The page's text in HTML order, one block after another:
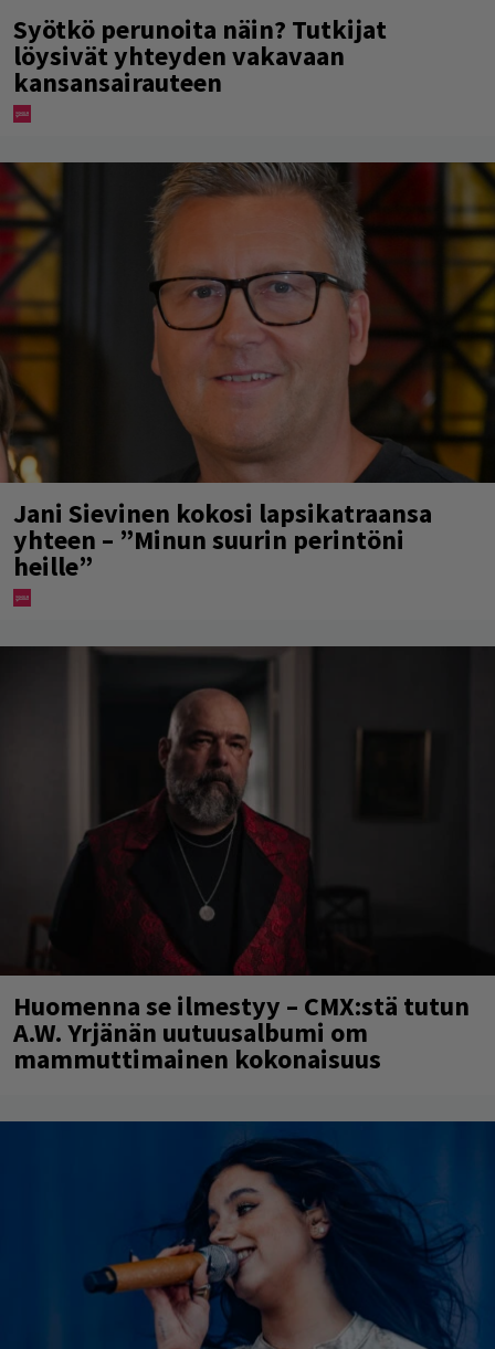
Syötkö perunoita näin? Tutkijat
löysivät yhteyden vakavaan
kansansairauteen
Jani Sievinen kokosi lapsikatraansa
yhteen – ”Minun suurin perintöni
heille”
Huomenna se ilmestyy – CMX:stä tutun
A.W. Yrjänän uutuusalbumi om
mammuttimainen kokonaisuus